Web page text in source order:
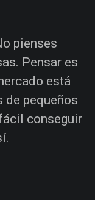
pienses
Pensar es
está
pequeños
conseguir